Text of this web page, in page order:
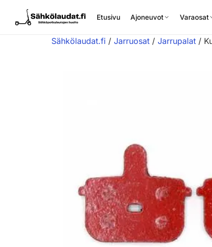
Etusivu Ajoneuvot Varaosat
Sähkölaudat.fi / Jarruosat / Jarrupalat /